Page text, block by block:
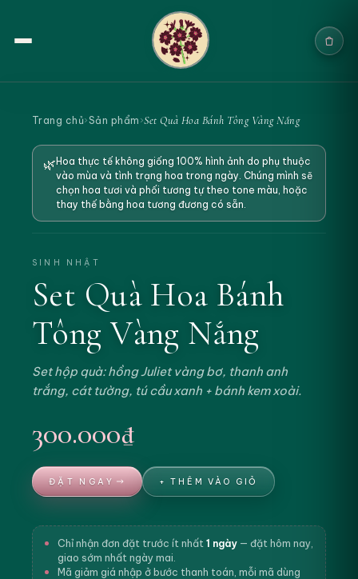
Sản phẩm
Cưới & Sự kiện
Blogs
Chính sách
Địa chỉ & Liên hệ
Tìm sản phẩm
Trang chủ›Sản phẩm ›Set Quà Hoa Bánh Tông Vàng Nắng
🌿 Hoa thực tế không giống 100% hình ảnh do phụ thuộc
vào mùa và tình trạng hoa trong ngày. Chúng mình sẽ
chọn hoa tươi và phối tương tự theo tone màu, hoặc
thay thế bằng hoa tương đương có sẵn.
SINH NHẬT
Set Quà Hoa Bánh
Tông Vàng Nắng
Set hộp quà: hồng Juliet vàng bơ, thanh anh
trắng, cát tường, tú cầu xanh + bánh kem xoài.
300.000₫
ĐẶT NGAY + THÊM VÀO GIỎ
Chỉ nhận đơn đặt trước ít nhất 1 ngày — đặt hôm nay,
giao sớm nhất ngày mai.
Mã giảm giá nhập ở bước thanh toán, mỗi mã dùng